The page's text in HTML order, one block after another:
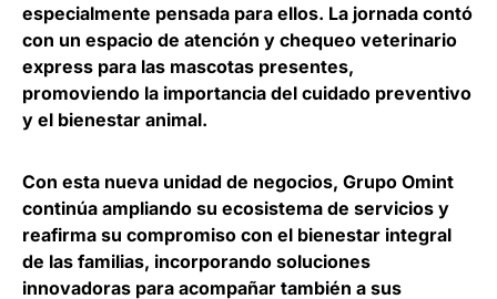
especialmente pensada para ellos. La jornada contó
con un espacio de atención y chequeo veterinario
express para las mascotas presentes,
promoviendo la importancia del cuidado preventivo
y el bienestar animal.
Con esta nueva unidad de negocios, Grupo Omint
continúa ampliando su ecosistema de servicios y
reafirma su compromiso con el bienestar integral
de las familias, incorporando soluciones
innovadoras para acompañar también a sus